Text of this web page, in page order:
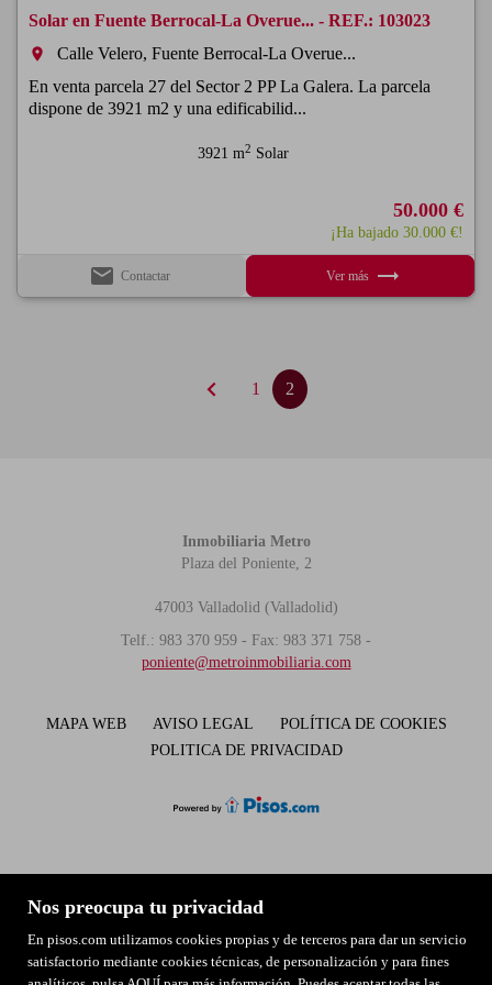
Nos preocupa tu privacidad
En pisos.com utilizamos cookies propias y de terceros para dar un servicio
satisfactorio mediante cookies técnicas, de personalización y para fines
Solar en Fuente Berrocal-La Overue... - REF.: 103023
room
Calle Velero, Fuente Berrocal-La Overue...
En venta parcela 27 del Sector 2 PP La Galera. La parcela
dispone de 3921 m2 y una edificabilid...
3921 m2 Solar
50.000 €
¡Ha bajado 30.000 €!
email Contactar Ver más trending_flat
chevron_left 1 2
Inmobiliaria Metro
Plaza del Poniente, 2
47003 Valladolid (Valladolid)
Telf.: 983 370 959 - Fax: 983 371 758 -
poniente@metroinmobiliaria.com
MAPA WEB AVISO LEGAL
POLÍTICA DE COOKIES
POLITICA DE PRIVACIDAD